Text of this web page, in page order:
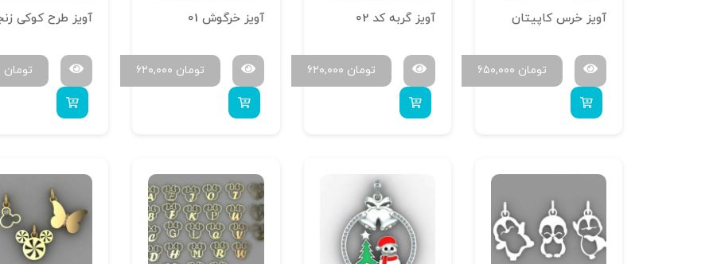
آویز خرس کاپیتان
۶۵۰,۰۰۰ تومان
آویز گربه کد 02
۶۲۰,۰۰۰ تومان
آویز خرگوش 01
۶۲۰,۰۰۰ تومان تومان